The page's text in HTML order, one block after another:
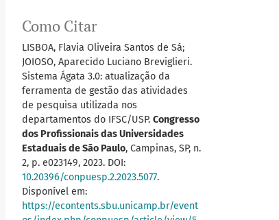
Como Citar
LISBOA, Flavia Oliveira Santos de Sá;
JOIOSO, Aparecido Luciano Breviglieri.
Sistema Ágata 3.0: atualização da
ferramenta de gestão das atividades
de pesquisa utilizada nos
departamentos do IFSC/USP. Congresso
dos Profissionais das Universidades
Estaduais de São Paulo, Campinas, SP, n.
2, p. e023149, 2023. DOI:
10.20396/conpuesp.2.2023.5077.
Disponível em:
https://econtents.sbu.unicamp.br/event